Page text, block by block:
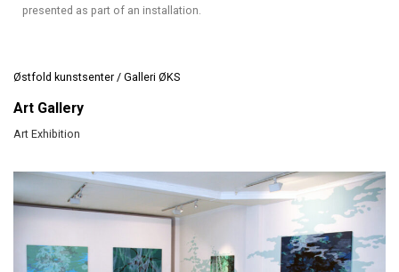
presented as part of an installation.
Østfold kunstsenter / Galleri ØKS
Art Gallery
Art Exhibition